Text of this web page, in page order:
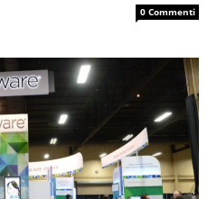
0 Commenti